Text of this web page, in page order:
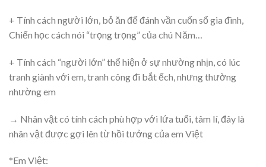
+ Tính cách người lớn, bỏ ăn để đánh vần cuốn sổ gia đình,
Chiến học cách nói “trọng trọng” của chú Năm…
+ Tính cách “người lớn” thể hiện ở sự nhường nhịn, có lúc
tranh giành với em, tranh công đi bắt ếch, nhưng thường
nhường em
→ Nhân vật có tính cách phù hợp với lứa tuổi, tâm lí, đây là
nhân vật được gợi lên từ hồi tưởng của em Việt
*Em Việt: